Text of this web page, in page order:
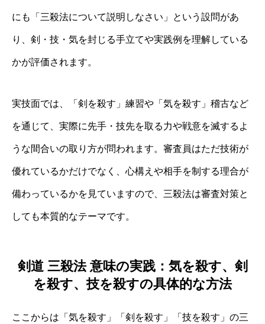
にも「三殺法について説明しなさい」という設問があ
り、剣・技・気を封じる手立てや実践例を理解している
かが評価されます。
実技面では、「剣を殺す」練習や「気を殺す」稽古など
を通じて、実際に先手・技先を取る力や戦意を滅するよ
うな間合いの取り方が問われます。審査員はただ技術が
優れているかだけでなく、心構えや相手を制する理合が
備わっているかを見ていますので、三殺法は審査対策と
しても本質的なテーマです。
剣道 三殺法 意味の実践：気を殺す、剣
を殺す、技を殺すの具体的な方法
ここからは「気を殺す」「剣を殺す」「技を殺す」の三